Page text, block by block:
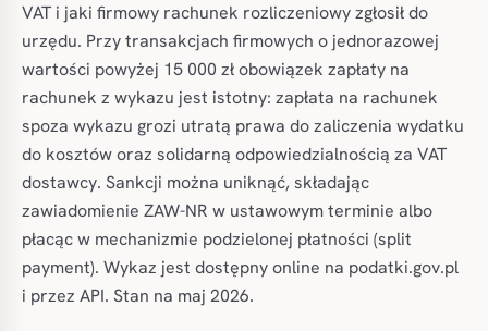
VAT i jaki firmowy rachunek rozliczeniowy zgłosił do
urzędu. Przy transakcjach firmowych o jednorazowej
wartości powyżej 15 000 zł obowiązek zapłaty na
rachunek z wykazu jest istotny: zapłata na rachunek
spoza wykazu grozi utratą prawa do zaliczenia wydatku
do kosztów oraz solidarną odpowiedzialnością za VAT
dostawcy. Sankcji można uniknąć, składając
zawiadomienie ZAW-NR w ustawowym terminie albo
płacąc w mechanizmie podzielonej płatności (split
payment). Wykaz jest dostępny online na podatki.gov.pl
i przez API. Stan na maj 2026.